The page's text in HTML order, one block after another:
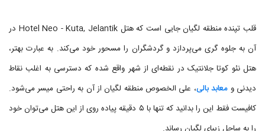
قلب تپنده منطقه لگیان جایی است که هتل Hotel Neo - Kuta, Jelantik در
آن به جلوه گری می‌پردازد و گردشگران را مسحور خود می‌کند. به عبارت بهتر،
هتل نئو کوتا جلانتیک در نقطه‌ای از شهر واقع شده که دسترسی به اغلب نقاط
دیدنی و معابد بالی، علی الخصوص منطقه لگیان از آن به راحتی میسر می‌شود.
کافیست فقط این را بدانید که تنها با ۵ دقیقه پیاده روی از این هتل می‌توان خود